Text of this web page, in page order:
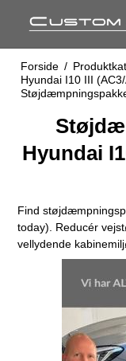
Forside /
Hyundai I10 III
Hyundai
Find
today). Reducér
vellydende